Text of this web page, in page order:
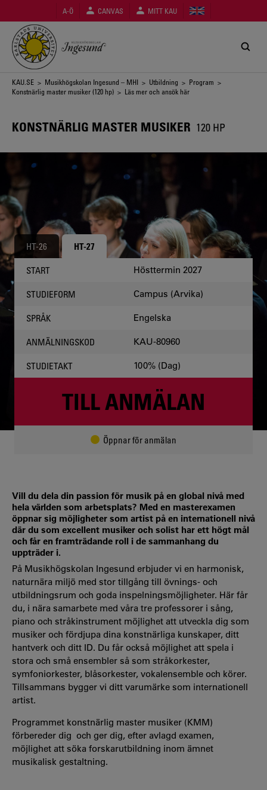
huvudinnehåll
A-Ö CANVAS MITT KAU
Länkstig
KAU.SE > Musikhögskolan Ingesund – MHI > Utbildning > Program >
Konstnärlig master musiker (120 hp) > Läs mer och ansök här
KONSTNÄRLIG MASTER MUSIKER 120 HP
HT-26 HT-27
START Hösttermin 2027
STUDIEFORM Campus (Arvika)
SPRÅK Engelska
ANMÄLNINGSKOD KAU-80960
STUDIETAKT 100% (Dag)
TILL ANMÄLAN
Öppnar för anmälan
Vill du dela din passion för musik på en global nivå med
hela världen som arbetsplats? Med en masterexamen
öppnar sig möjligheter som artist på en internationell nivå
där du som excellent musiker och solist har ett högt mål
och får en framträdande roll i de sammanhang du
uppträder i.
På Musikhögskolan Ingesund erbjuder vi en harmonisk,
naturnära miljö med stor tillgång till övnings- och
utbildningsrum och goda inspelningsmöjligheter. Här får
du, i nära samarbete med våra tre professorer i sång,
piano och stråkinstrument möjlighet att utveckla dig som
musiker och fördjupa dina konstnärliga kunskaper, ditt
hantverk och ditt ID. Du får också möjlighet att spela i
stora och små ensembler så som stråkorkester,
symfoniorkester, blåsorkester, vokalensemble och körer.
Tillsammans bygger vi ditt varumärke som internationell
artist.
Programmet konstnärlig master musiker (KMM)
förbereder dig och ger dig, efter avlagd examen,
möjlighet att söka forskarutbildning inom ämnet
musikalisk gestaltning.